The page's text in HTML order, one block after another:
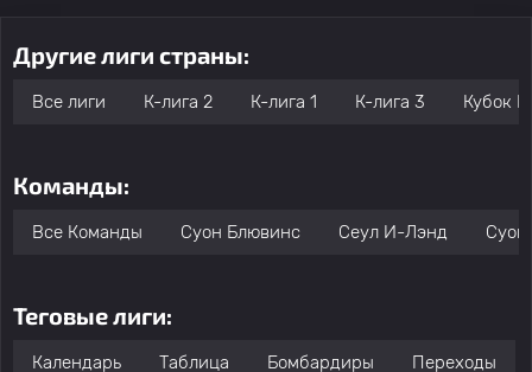
Другие лиги страны:
Все лиги К-лига 2 К-лига 1 К-лига 3 Кубок
Команды:
Все Команды Суон Блювинс Сеул И-Лэнд Суон
Теговые лиги:
Календарь Таблица Бомбардиры Переходы